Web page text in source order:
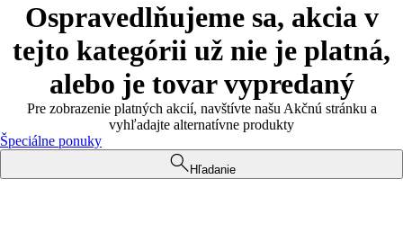
Ospravedlňujeme sa, akcia v
tejto kategórii už nie je platná,
alebo je tovar vypredaný
Pre zobrazenie platných akcií, navštívte našu Akčnú stránku a
vyhľadajte alternatívne produkty
Špeciálne ponuky
Hľadanie